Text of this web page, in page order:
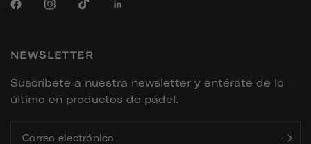
NEWSLETTER
Suscríbete a nuestra newsletter y entérate de lo
último en productos de pádel.
Correo electrónico